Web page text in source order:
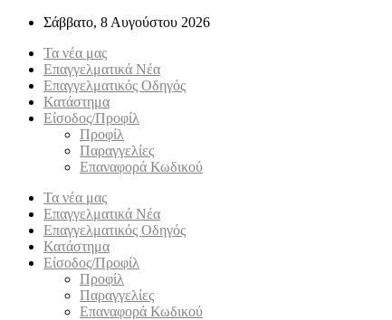
Σάββατο, 8 Αυγούστου 2026
Τα νέα μας
Επαγγελματικά Νέα
Επαγγελματικός Οδηγός
Κατάστημα
Είσοδος/Προφίλ
Προφίλ
Παραγγελίες
Επαναφορά Κωδικού
Τα νέα μας
Επαγγελματικά Νέα
Επαγγελματικός Οδηγός
Κατάστημα
Είσοδος/Προφίλ
Προφίλ
Παραγγελίες
Επαναφορά Κωδικού